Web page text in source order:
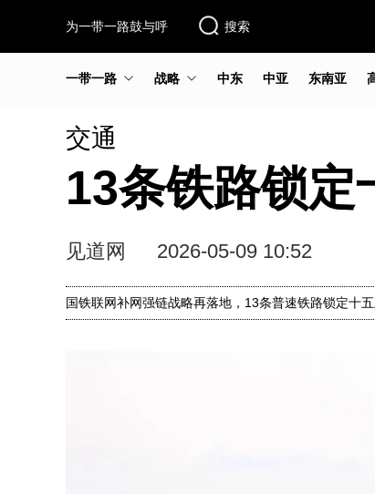
为一带一路鼓与呼 搜索
一带一路 战略 中东 中亚 东南亚
交通
13条铁路锁定
见道网 2026-05-09 10:52
国铁联网补网强链战略再落地，13条普速铁路锁定十